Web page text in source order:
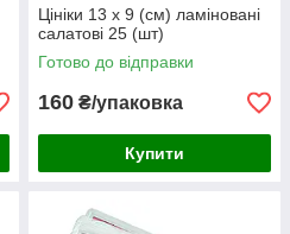
Цініки 13 х 9 (см) ламіновані
салатові 25 (шт)
Готово до відправки
160 ₴/упаковка
Купити